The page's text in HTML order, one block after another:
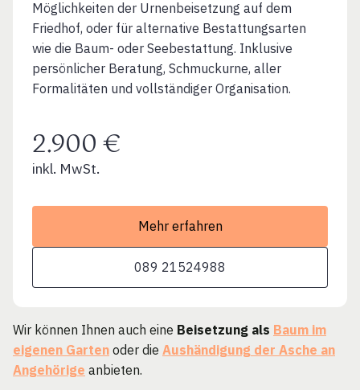
Möglichkeiten der Urnenbeisetzung auf dem
Friedhof, oder für alternative Bestattungsarten
wie die Baum- oder Seebestattung. Inklusive
persönlicher Beratung, Schmuckurne, aller
Formalitäten und vollständiger Organisation.
2.900 €
inkl. MwSt.
Mehr erfahren
089 21524988
Wir können Ihnen auch eine Beisetzung als Baum im
eigenen Garten oder die Aushändigung der Asche an
Angehörige anbieten.